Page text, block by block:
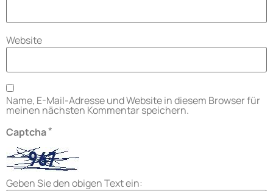
Website
Name, E-Mail-Adresse und Website in diesem Browser für
meinen nächsten Kommentar speichern.
Captcha*
Geben Sie den obigen Text ein: